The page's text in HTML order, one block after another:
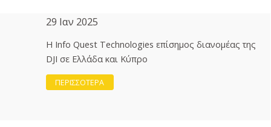
29 Ιαν 2025
Η Info Quest Technologies επίσημος διανομέας της
DJI σε Ελλάδα και Κύπρο
ΠΕΡΙΣΣΟΤΕΡΑ